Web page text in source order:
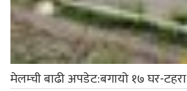
मेलम्ची बाढी अपडेट:बगायो १७ घर-टहरा